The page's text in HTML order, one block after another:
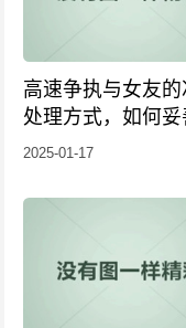
高速争执与女友的
处理方式，如何妥
对矛盾？
2025-01-17